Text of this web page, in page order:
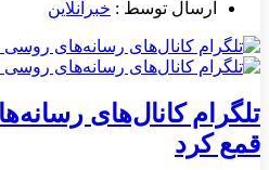
ارسال توسط : خبرآنلاین
تلگرام کانال‌های
قمع کرد